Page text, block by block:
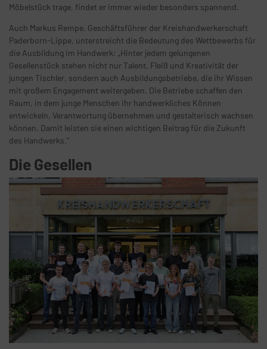
Möbelstück trage, findet er immer wieder besonders spannend.
Auch Markus Rempe, Geschäftsführer der Kreishandwerkerschaft
Paderborn-Lippe, unterstreicht die Bedeutung des Wettbewerbs für
die Ausbildung im Handwerk: „Hinter jedem gelungenen
Gesellenstück stehen nicht nur Talent, Fleiß und Kreativität der
jungen Tischler, sondern auch Ausbildungsbetriebe, die ihr Wissen
mit großem Engagement weitergeben. Die Betriebe schaffen den
Raum, in dem junge Menschen ihr handwerkliches Können
entwickeln, Verantwortung übernehmen und gestalterisch wachsen
können. Damit leisten sie einen wichtigen Beitrag für die Zukunft
des Handwerks.“
Die Gesellen